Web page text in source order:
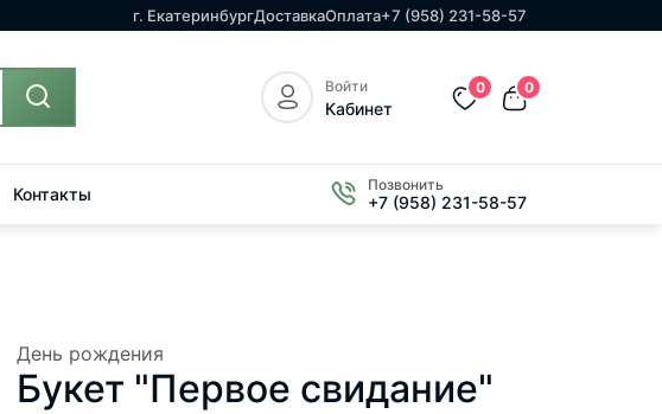
г. ЕкатеринбургДоставкаОплата+7 (958) 231-58-57
Войти
Кабинет
0 0
Контакты Позвонить
+7 (958) 231-58-57
День рождения
Букет "Первое свидание"